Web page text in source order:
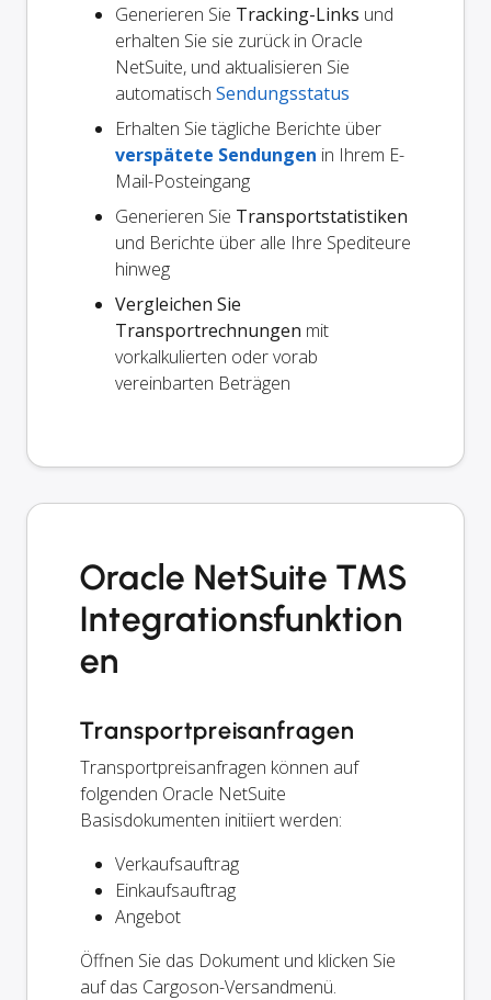
Generieren Sie Tracking-Links und
erhalten Sie sie zurück in Oracle
NetSuite, und aktualisieren Sie
automatisch Sendungsstatus
Erhalten Sie tägliche Berichte über
verspätete Sendungen in Ihrem E-
Mail-Posteingang
Generieren Sie Transportstatistiken
und Berichte über alle Ihre Spediteure
hinweg
Vergleichen Sie
Transportrechnungen mit
vorkalkulierten oder vorab
vereinbarten Beträgen
Oracle NetSuite TMS
Integrationsfunktion
en
Transportpreisanfragen
Transportpreisanfragen können auf
folgenden Oracle NetSuite
Basisdokumenten initiiert werden:
Verkaufsauftrag
Einkaufsauftrag
Angebot
Öffnen Sie das Dokument und klicken Sie
auf das Cargoson-Versandmenü.